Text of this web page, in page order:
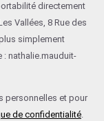
directement
Vallées, 8 Rue des
simplement
: nathalie.mauduit-
personnelles et pour
de confidentialité.